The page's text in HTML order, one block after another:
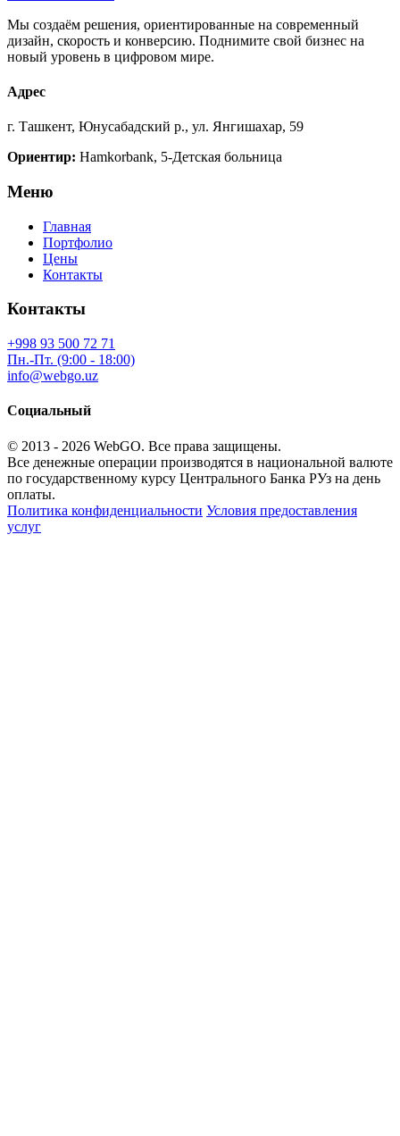
Мы создаём решения, ориентированные на современный
дизайн, скорость и конверсию. Поднимите свой бизнес на
новый уровень в цифровом мире.
Адрес
г. Ташкент, Юнусабадский р., ул. Янгишахар, 59
Ориентир: Hamkorbank, 5-Детская больница
Меню
Главная
Портфолио
Цены
Контакты
Контакты
+998 93 500 72 71
Пн.-Пт. (9:00 - 18:00)
info@webgo.uz
Социальный
© 2013 - 2026 WebGO. Все права защищены.
Все денежные операции производятся в национальной валюте
по государственному курсу Центрального Банка РУз на день
оплаты.
Политика конфиденциальности Условия предоставления
услуг